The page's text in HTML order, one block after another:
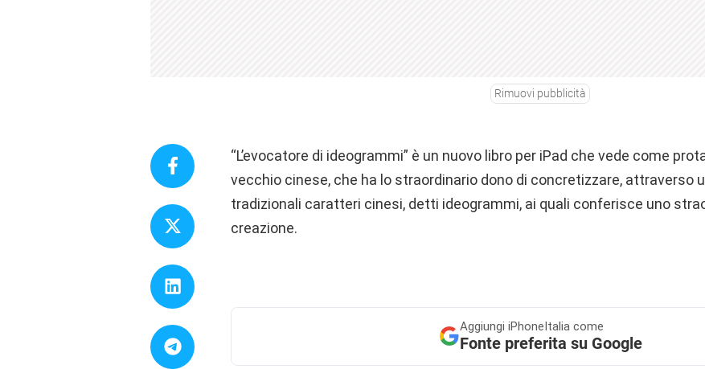
Rimuovi pubblicità
“L’evocatore di ideogrammi” è un nuovo libro per iPad che vede come
vecchio cinese, che ha lo straordinario dono di concretizzare, attraverso
tradizionali caratteri cinesi, detti ideogrammi, ai quali conferisce uno
creazione.
Aggiungi iPhoneItalia come
Fonte preferita su Google